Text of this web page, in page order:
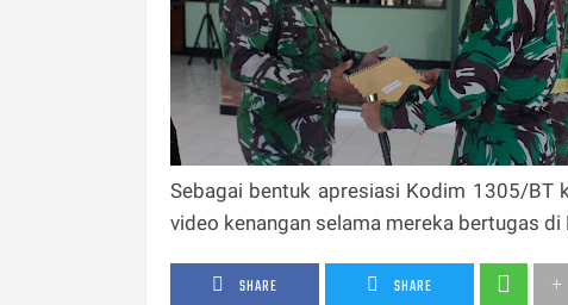
Sebagai bentuk apresiasi Kodim 1305/BT
video kenangan selama mereka bertugas
SHARE SHARE